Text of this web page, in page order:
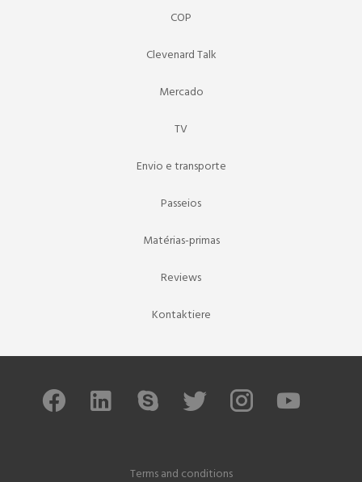
COP
Clevenard Talk
Mercado
TV
Envio e transporte
Passeios
Matérias-primas
Reviews
Kontaktiere
Terms and conditions